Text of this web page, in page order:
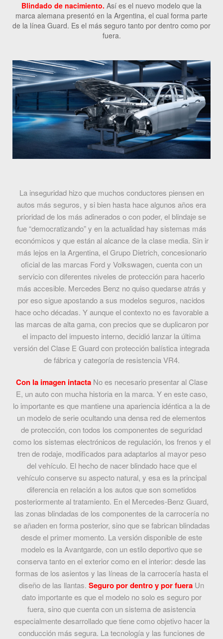
Blindado de nacimiento. Así es el nuevo modelo que la
marca alemana presentó en la Argentina, el cual forma parte
de la línea Guard. Es el más seguro tanto por dentro como por
fuera.
La inseguridad hizo que muchos conductores piensen en
autos más seguros, y si bien hasta hace algunos años era
prioridad de los más adinerados o con poder, el blindaje se
fue “democratizando” y en la actualidad hay sistemas más
económicos y que están al alcance de la clase media. Sin ir
más lejos en la Argentina, el Grupo Dietrich, concesionario
oficial de las marcas Ford y Volkswagen, cuenta con un
servicio con diferentes niveles de protección para hacerlo
más accesible. Mercedes Benz no quiso quedarse atrás y
por eso sigue apostando a sus modelos seguros, nacidos
hace ocho décadas. Y aunque el contexto no es favorable a
las marcas de alta gama, con precios que se duplicaron por
el impacto del impuesto interno, decidió lanzar la última
versión del Clase E Guard con protección balística integrada
de fábrica y categoría de resistencia VR4.
Con la imagen intacta No es necesario presentar al Clase
E, un auto con mucha historia en la marca. Y en este caso,
lo importante es que mantiene una apariencia idéntica a la de
un modelo de serie ocultando una densa red de elementos
de protección, con todos los componentes de seguridad
como los sistemas electrónicos de regulación, los frenos y el
tren de rodaje, modificados para adaptarlos al mayor peso
del vehículo. El hecho de nacer blindado hace que el
vehículo conserve su aspecto natural, y esa es la principal
diferencia en relación a los autos que son sometidos
posteriormente al tratamiento. En el Mercedes-Benz Guard,
las zonas blindadas de los componentes de la carrocería no
se añaden en forma posterior, sino que se fabrican blindadas
desde el primer momento. La versión disponible de este
modelo es la Avantgarde, con un estilo deportivo que se
conserva tanto en el exterior como en el interior: desde las
formas de los asientos y las líneas de la carrocería hasta el
diseño de las llantas. Seguro por dentro y por fuera Un
dato importante es que el modelo no solo es seguro por
fuera, sino que cuenta con un sistema de asistencia
especialmente desarrollado que tiene como objetivo hacer la
conducción más segura. La tecnología y las funciones de